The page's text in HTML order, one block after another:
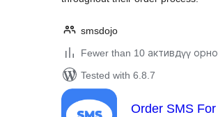
smsdojo
Fewer than 10 активдүү
Tested with 6.8.7
Order SMS For